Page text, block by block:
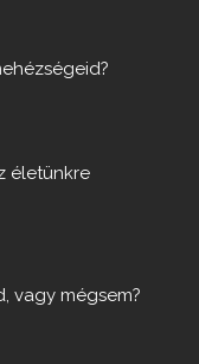
életünkre
vagy mégsem?